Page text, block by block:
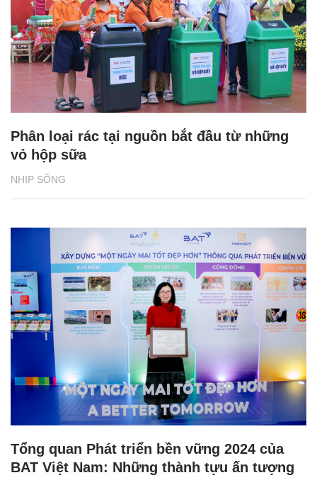
NHỊP SỐNG
Phân loại rác tại nguồn bắt đầu từ những
vỏ hộp sữa
Tổng quan Phát triển bền vững 2024 của
BAT Việt Nam: Những thành tựu ấn tượng